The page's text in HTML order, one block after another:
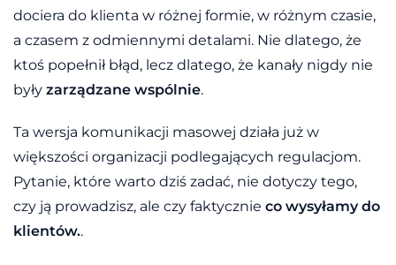
dociera do klienta w różnej formie, w różnym czasie,
a czasem z odmiennymi detalami. Nie dlatego, że
ktoś popełnił błąd, lecz dlatego, że kanały nigdy nie
były zarządzane wspólnie.
Ta wersja komunikacji masowej działa już w
większości organizacji podlegających regulacjom.
Pytanie, które warto dziś zadać, nie dotyczy tego,
czy ją prowadzisz, ale czy faktycznie co wysyłamy do
klientów..